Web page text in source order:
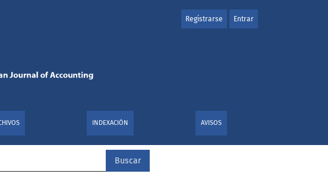
colombiano
INDEXACIÓN AVISOS
Registrarse Entrar
Buscar